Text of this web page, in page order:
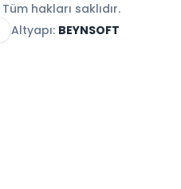
hakları saklıdır.
Altyapı: BEYNSOFT